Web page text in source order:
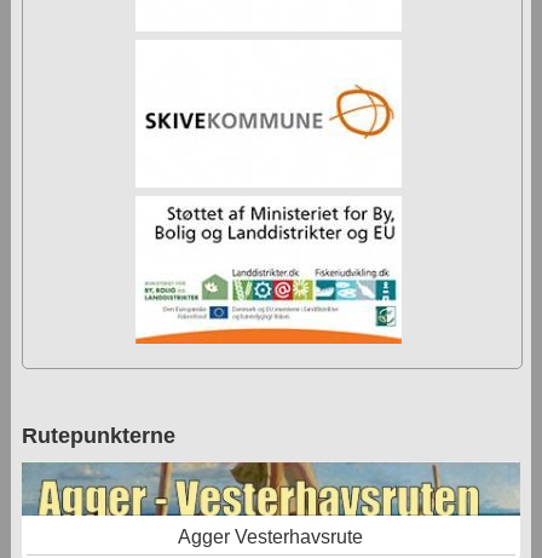
Rutepunkterne
Agger Vesterhavsrute